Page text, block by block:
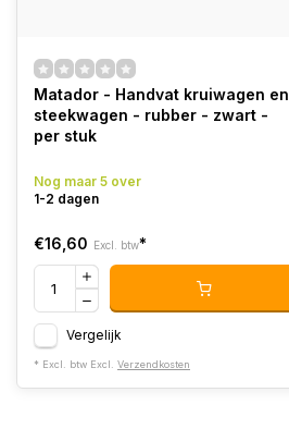
Matador - Handvat kruiwagen en
steekwagen - rubber - zwart -
per stuk
Nog maar 5 over
1-2 dagen
€16,60 Excl. btw*
Vergelijk
* Excl. btw Excl. Verzendkosten